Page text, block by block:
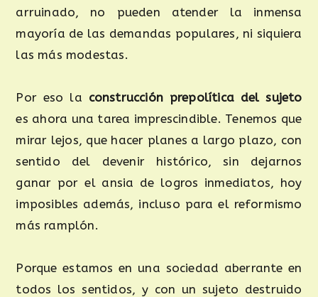
arruinado, no pueden atender la inmensa
mayoría de las demandas populares, ni siquiera
las más modestas.
Por eso la construcción prepolítica del sujeto
es ahora una tarea imprescindible. Tenemos que
mirar lejos, que hacer planes a largo plazo, con
sentido del devenir histórico, sin dejarnos
ganar por el ansia de logros inmediatos, hoy
imposibles además, incluso para el reformismo
más ramplón.
Porque estamos en una sociedad aberrante en
todos los sentidos, y con un sujeto destruido